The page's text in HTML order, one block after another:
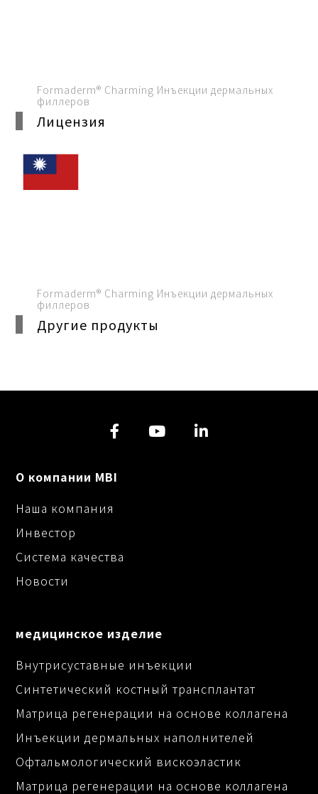
Formaderm® Charming Инъекции дермальных
филлеров
Лицензия
Formaderm® Charming Инъекции дермальных
филлеров
Другие продукты
О компании MBI
Наша компания
Инвестор
Система качества
Новости
медицинское изделие
Внутрисуставные инъекции
Синтетический костный трансплантат
Матрица регенерации на основе коллагена
Инъекции дермальных наполнителей
Офтальмологический вискоэластик
Матрица регенерации на основе коллагена